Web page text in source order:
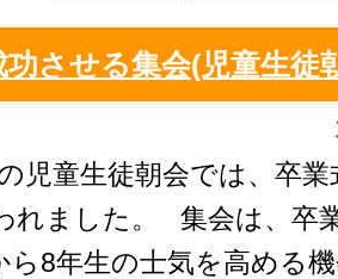
させる集会(児童生徒
児童生徒朝会では、卒
れました。 集会は、卒
ら8年生の士気を高める